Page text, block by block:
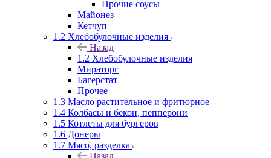
Прочие соусы
Майонез
Кетчуп
1.2 Хлебобулочные изделия
Назад
1.2 Хлебобулочные изделия
Мираторг
Багерстат
Прочее
1.3 Масло растительное и фритюрное
1.4 Колбасы и бекон, пепперони
1.5 Котлеты для бургеров
1.6 Донеры
1.7 Мясо, разделка
Назад